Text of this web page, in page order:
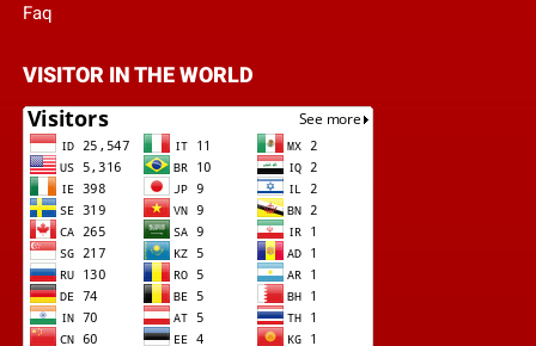
Faq
VISITOR IN THE WORLD